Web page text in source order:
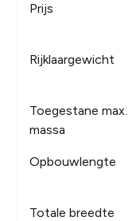
Prijs
Rijklaargewicht
Toegestane max.
massa
Opbouwlengte
Totale breedte